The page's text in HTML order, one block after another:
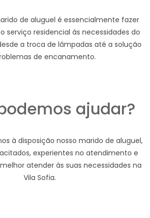
de aluguel é essencialmente fazer
serviço residencial às necessidades do
a troca de lâmpadas até a solução
de encanamento.
ajudar?
à disposição nosso marido de aluguel,
experientes no atendimento e
atender às suas necessidades na
Vila Sofia.